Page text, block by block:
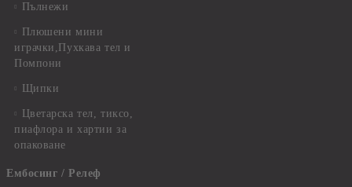
Пълнежи
Плюшени мини
играчки,Пухкава тел и
Помпони
Щипки
Цветарска тел, тиксо,
пиафлора и хартии за
опаковане
Ембосинг / Релеф